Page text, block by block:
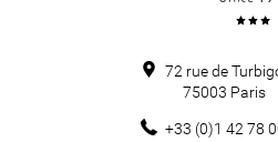
72 rue de
75003 Paris
+33 (0)1 42 78